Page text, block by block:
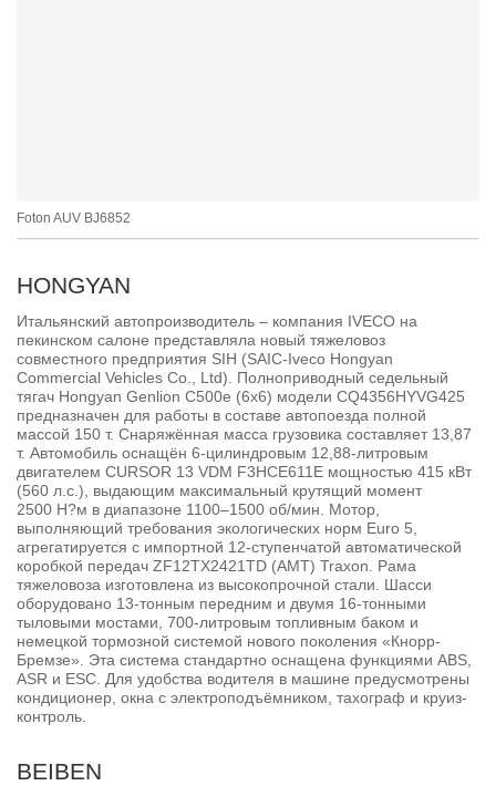
Foton AUV BJ6852
HONGYAN
Итальянский автопроизводитель – компания IVECO на
пекинском салоне представляла новый тяжеловоз
совместного предприятия SIH (SAIC-Iveco Hongyan
Commercial Vehicles Co., Ltd). Полноприводный седельный
тягач Hongyan Genlion C500e (6x6) модели CQ4356HYVG425
предназначен для работы в составе автопоезда полной
массой 150 т. Снаряжённая масса грузовика составляет 13,87
т. Автомобиль оснащён 6-цилиндровым 12,88-литровым
двигателем CURSOR 13 VDM F3HCE611E мощностью 415 кВт
(560 л.с.), выдающим максимальный крутящий момент
2500 Н?м в диапазоне 1100–1500 об/мин. Мотор,
выполняющий требования экологических норм Euro 5,
агрегатируется с импортной 12-ступенчатой автоматической
коробкой передач ZF12TX2421TD (АМТ) Traxon. Рама
тяжеловоза изготовлена из высокопрочной стали. Шасси
оборудовано 13-тонным передним и двумя 16-тонными
тыловыми мостами, 700-литровым топливным баком и
немецкой тормозной системой нового поколения «Кнорр-
Бремзе». Эта система стандартно оснащена функциями ABS,
ASR и ESC. Для удобства водителя в машине предусмотрены
кондиционер, окна с электроподъёмником, тахограф и круиз-
контроль.
BEIBEN